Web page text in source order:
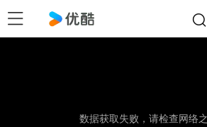
数据获取失败，请检查网络